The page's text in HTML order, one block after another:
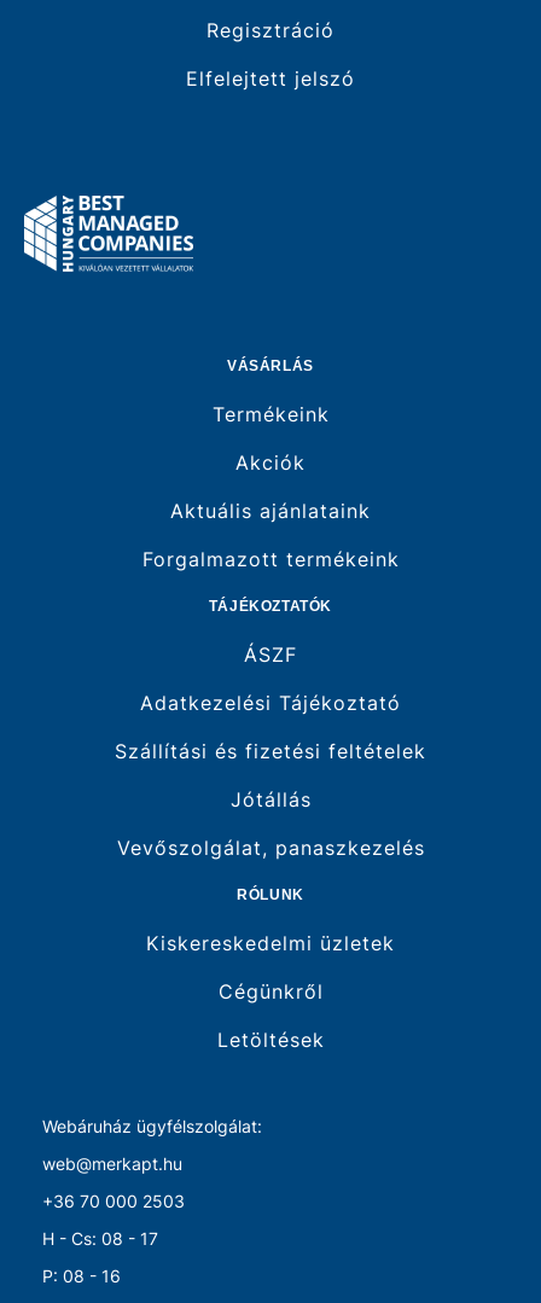
Regisztráció
Elfelejtett jelszó
VÁSÁRLÁS
Termékeink
Akciók
Aktuális ajánlataink
Forgalmazott termékeink
TÁJÉKOZTATÓK
ÁSZF
Adatkezelési Tájékoztató
Szállítási és fizetési feltételek
Jótállás
Vevőszolgálat, panaszkezelés
RÓLUNK
Kiskereskedelmi üzletek
Cégünkről
Letöltések
Webáruház ügyfélszolgálat:
web@merkapt.hu
+36 70 000 2503
H - Cs: 08 - 17
P: 08 - 16